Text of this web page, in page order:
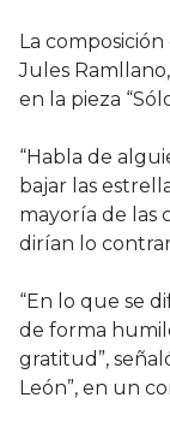
La
Jules
en la pieza
“Habla de
bajar las
mayoría de las
dirían lo
“En lo que se
de forma
gratitud”,
León”, en un